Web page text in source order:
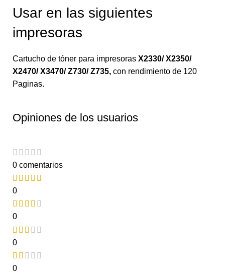
Usar en las siguientes
impresoras
Cartucho de tóner para impresoras X2330/ X2350/
X2470/ X3470/ Z730/ Z735, con rendimiento de 120
Paginas.
Opiniones de los usuarios
0 comentarios
0
0
0
0